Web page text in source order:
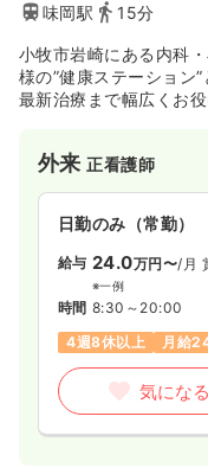
味岡駅
15分
小牧市岩崎にある内科
様の”健康ステーション
最新治療まで幅広くお
外来正看護師
日勤のみ（常勤）
給与 24.0万円〜/月
※一例
時間 8:30～20:00
4週8休以上
月給
気になる